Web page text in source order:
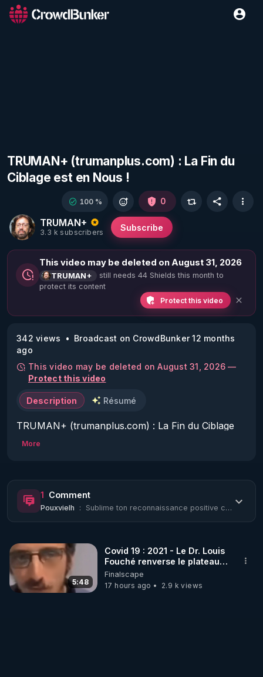
TRUMAN+ (trumanplus.com) : La Fin du
Ciblage est en Nous !
TRUMAN+
3.3 k subscribers
Subscribe
100 % 0
This video may be deleted on August 31, 2026
TRUMAN+
still needs 44 Shields this month to
protect its content
Protect this video
342 views
Broadcast on CrowdBunker 12 months
ago
This video may be deleted on August 31, 2026 —
Protect this video
Description Résumé
TRUMAN+ (trumanplus.com) : La Fin du Ciblage
est en Nous !
CLIQUANT SUR ^ EN BAS A DROITE OU EST
ECRIT "P 50%" !!!
MERCI DE ME SOUTENIR EN CLIQUANT EN BAS
https://crowdbunker.com/@bestofcomputer
More
1 Comment
Pouxvielh : Sublime ton reconnaissance positive c'est magique .Amour et Gratitude
5:48
Covid 19 : 2021 - Le Dr. Louis
Fouché renverse le plateau
de CNews !
Finalscape
17 hours ago
2.9 k views